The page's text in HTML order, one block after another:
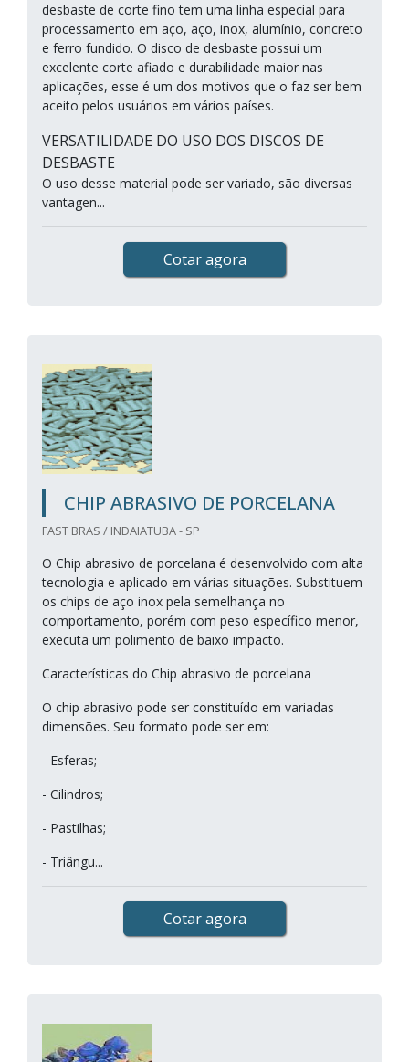
desbaste de corte fino tem uma linha especial para
processamento em aço, aço, inox, alumínio, concreto
e ferro fundido. O disco de desbaste possui um
excelente corte afiado e durabilidade maior nas
aplicações, esse é um dos motivos que o faz ser bem
aceito pelos usuários em vários países.
VERSATILIDADE DO USO DOS DISCOS DE
DESBASTE
O uso desse material pode ser variado, são diversas
vantagen...
Cotar agora
CHIP ABRASIVO DE PORCELANA
FAST BRAS / INDAIATUBA - SP
O Chip abrasivo de porcelana é desenvolvido com alta
tecnologia e aplicado em várias situações. Substituem
os chips de aço inox pela semelhança no
comportamento, porém com peso específico menor,
executa um polimento de baixo impacto.
Características do Chip abrasivo de porcelana
O chip abrasivo pode ser constituído em variadas
dimensões. Seu formato pode ser em:
- Esferas;
- Cilindros;
- Pastilhas;
- Triângu...
Cotar agora